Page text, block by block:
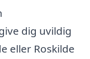
dig uvildig
eller Roskilde